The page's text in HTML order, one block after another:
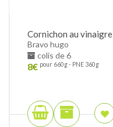
Cornichon au
Bravo hugo
colis de 6
8€ pour 660g - PNE 360g